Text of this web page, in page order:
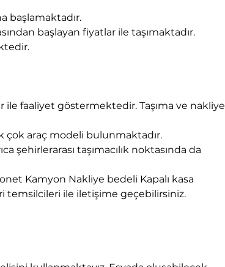
başlamaktadır.
başlayan fiyatlar ile taşımaktadır.
ile faaliyet göstermektedir. Taşıma ve nakliye
çok araç modeli bulunmaktadır.
şehirlerarası taşımacılık noktasında da
Kamyon Nakliye bedeli Kapalı kasa
temsilcileri ile iletişime geçebilirsiniz.